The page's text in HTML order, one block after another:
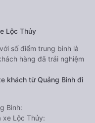
Lộc Thủy
số điểm trung bình là
hàng đã trải nghiệm
khách từ Quảng Bình đi
Bình:
xe Lộc Thủy: